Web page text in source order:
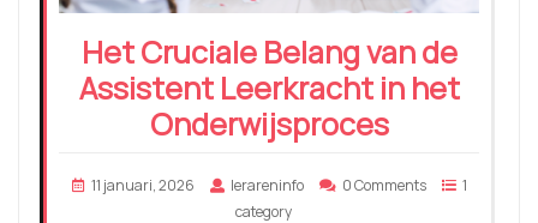
Het Cruciale Belang van de
Assistent Leerkracht in het
Onderwijsproces
11 januari, 2026 lerareninfo 0 Comments
1
category